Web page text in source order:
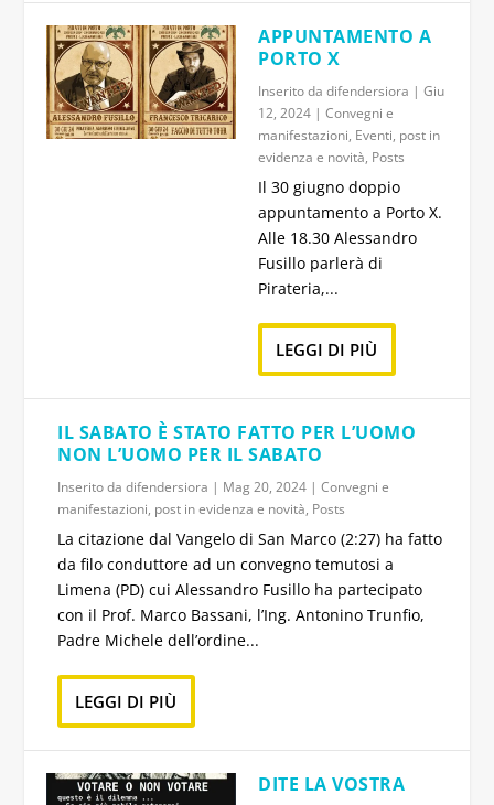
APPUNTAMENTO A
PORTO X
Inserito da difendersiora | Giu
12, 2024 | Convegni e
manifestazioni, Eventi, post in
evidenza e novità, Posts
Il 30 giugno doppio
appuntamento a Porto X.
Alle 18.30 Alessandro
Fusillo parlerà di
Pirateria,...
LEGGI DI PIÙ
IL SABATO È STATO FATTO PER L’UOMO
NON L’UOMO PER IL SABATO
Inserito dadifendersiora | Mag 20, 2024 |Convegni e
manifestazioni, post in evidenza e novità, Posts
La citazione dal Vangelo di San Marco (2:27) ha fatto
da filo conduttore ad un convegno temutosi a
Limena (PD) cui Alessandro Fusillo ha partecipato
con il Prof. Marco Bassani, l’Ing. Antonino Trunfio,
Padre Michele dell’ordine...
LEGGI DI PIÙ
DITE LA VOSTRA